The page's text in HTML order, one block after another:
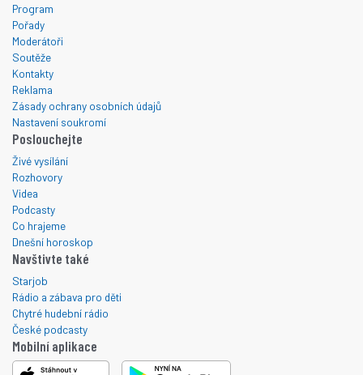
Program
Pořady
Moderátoři
Soutěže
Kontakty
Reklama
Zásady ochrany osobních údajů
Nastavení soukromí
Poslouchejte
Živé vysílání
Rozhovory
Videa
Podcasty
Co hrajeme
Dnešní horoskop
Navštivte také
Starjob
Rádio a zábava pro děti
Chytré hudební rádio
České podcasty
Mobilní aplikace